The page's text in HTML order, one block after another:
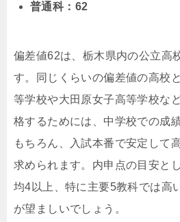
普通科：62
偏差値62は、栃木県内の公立高
す。同じくらいの偏差値の高校
等学校や大田原女子高等学校な
格するためには、中学校での成
もちろん、入試本番で安定して
求められます。内申点の目安と
均4以上、特に主要5教科では高
が望ましいでしょう。